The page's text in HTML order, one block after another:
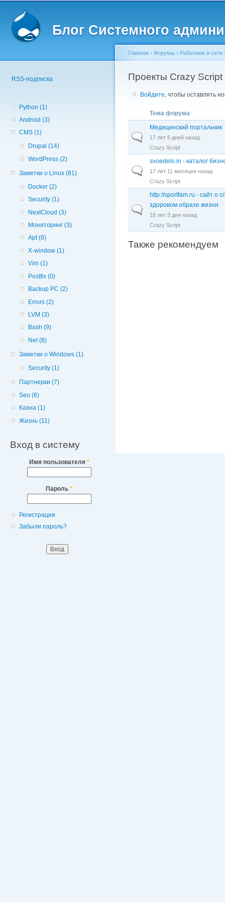
Блог Системного
RSS-подписка
Python (1)
Android (3)
CMS (1)
Drupal (14)
WordPress (2)
Заметки о Linux (81)
Docker (2)
Security (1)
NextCloud (3)
Мониторинг (3)
Apt (8)
X-window (1)
Vim (1)
Postfix (0)
Backup PC (2)
Errors (2)
LVM (3)
Bash (9)
Net (8)
Заметки о Windows (1)
Security (1)
Партнерки (7)
Seo (6)
Казна (1)
Жизнь (11)
Вход в систему
Имя пользователя *
Пароль *
Регистрация
Забыли пароль?
Вы здесь
Главная › Форумы › Работаем в сети
Проекты Crazy Script
Войдите, чтобы оставлять
Тема форума
Обычная тема
Медицинский портальчик
17 лет 6 дней назад
Crazy Script
Обычная тема
svoedelo.in - каталог
17 лет 11 месяцев назад
Crazy Script
Обычная тема
http://sportfam.ru - сайт о
здоровом образе жизни
18 лет 3 дня назад
Crazy Script
Также рекомендуем